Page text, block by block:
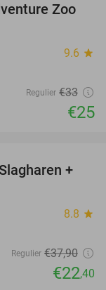
24%
Zoo
9.6 star
Regulier €33
€25
41%
+
8.8 star
Regulier €37,90
€22,40